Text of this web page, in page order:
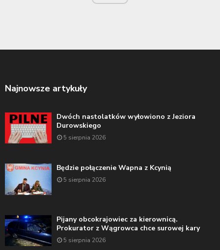
Najnowsze artykuły
Dwóch nastolatków wyłowiono z Jeziora
Durowskiego
5 sierpnia 2026
Będzie połączenie Wapna z Kcynią
5 sierpnia 2026
Pijany obcokrajowiec za kierownicą.
Prokurator z Wągrowca chce surowej kary
5 sierpnia 2026